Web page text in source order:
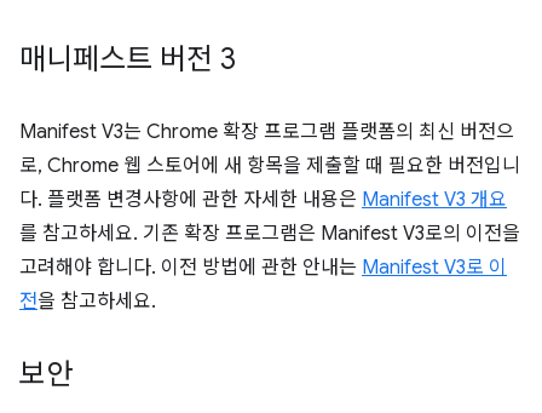
매니페스트 버전 3
Manifest V3는 Chrome 확장 프로그램 플랫폼의 최신 버전으
로, Chrome 웹 스토어에 새 항목을 제출할 때 필요한 버전입니
다. 플랫폼 변경사항에 관한 자세한 내용은 Manifest V3 개요
를 참고하세요. 기존 확장 프로그램은 Manifest V3로의 이전을
고려해야 합니다. 이전 방법에 관한 안내는 Manifest V3로 이
전을 참고하세요.
보안